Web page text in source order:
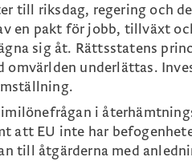
till riksdag, regering och
en pakt för jobb, tillväxt
sig åt. Rättsstatens
omvärlden underlättas.
i
att EU inte har
till åtgärderna med